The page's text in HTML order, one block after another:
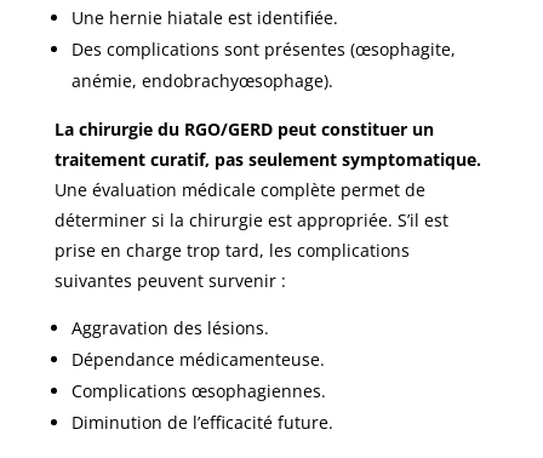
Une hernie hiatale est identifiée.
Des complications sont présentes (œsophagite,
anémie, endobrachyœsophage).
La chirurgie du RGO/GERD peut constituer un
traitement curatif, pas seulement symptomatique.
Une évaluation médicale complète permet de
déterminer si la chirurgie est appropriée. S’il est
prise en charge trop tard, les complications
suivantes peuvent survenir :
Aggravation des lésions.
Dépendance médicamenteuse.
Complications œsophagiennes.
Diminution de l’efficacité future.